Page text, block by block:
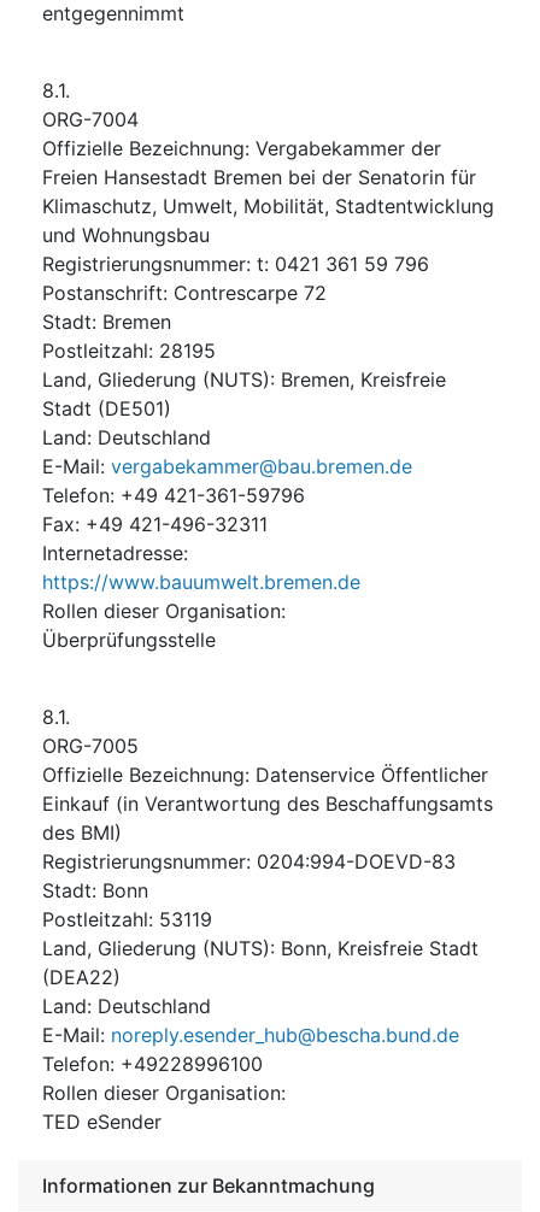
entgegennimmt
8.1.
ORG-7004
Offizielle Bezeichnung: Vergabekammer der
Freien Hansestadt Bremen bei der Senatorin für
Klimaschutz, Umwelt, Mobilität, Stadtentwicklung
und Wohnungsbau
Registrierungsnummer: t: 0421 361 59 796
Postanschrift: Contrescarpe 72
Stadt: Bremen
Postleitzahl: 28195
Land, Gliederung (NUTS): Bremen, Kreisfreie
Stadt (DE501)
Land: Deutschland
E-Mail: vergabekammer@bau.bremen.de
Telefon: +49 421-361-59796
Fax: +49 421-496-32311
Internetadresse:
https://www.bauumwelt.bremen.de
Rollen dieser Organisation:
Überprüfungsstelle
8.1.
ORG-7005
Offizielle Bezeichnung: Datenservice Öffentlicher
Einkauf (in Verantwortung des Beschaffungsamts
des BMI)
Registrierungsnummer: 0204:994-DOEVD-83
Stadt: Bonn
Postleitzahl: 53119
Land, Gliederung (NUTS): Bonn, Kreisfreie Stadt
(DEA22)
Land: Deutschland
E-Mail: noreply.esender_hub@bescha.bund.de
Telefon: +49228996100
Rollen dieser Organisation:
TED eSender
Informationen zur Bekanntmachung